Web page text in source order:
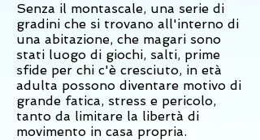
Senza il montascale, una serie di
gradini che si trovano all'interno di
una abitazione, che magari sono
stati luogo di giochi, salti, prime
sfide per chi c'è cresciuto, in età
adulta possono diventare motivo di
grande fatica, stress e pericolo,
tanto da limitare la libertà di
movimento in casa propria.